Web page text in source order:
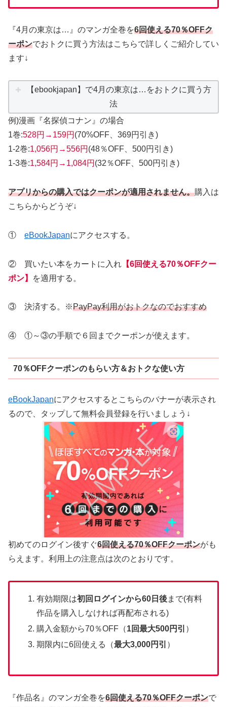
『4月の東京は…』のマンガ全巻を6回使える70％OFFク
ーポンでおトクに買う方法はこちらで詳しくご紹介してい
ます↓
【ebookjapan】で4月の東京は…をおトクに買う方
法
例)漫画『名探偵コナン』の場合
1巻:528円→159円 (70%OFF、369円引き)
1-2巻:1,056円→556円 (48％OFF、500円引き)
1-3巻:1,584円→1,084円 (32％OFF、500円引き)
アプリからの購入ではクーポンが適用されません。購入は
こちらからどうぞ↓
① eBookJapanにアクセスする。
② 買いたい本をカートに入れ 【6回使える70％OFFクー
ポン】
を適用する。
③ 決済する。※PayPay利用がおトクなのでおすすめ
④ ①～③の手順で６回までクーポンが使えます。
70％OFFクーポンのもらい方＆おトクな使い方
eBookJapanにアクセスするとこちらのバナーが表示され
るので、タップして無料会員登録を行いましょう↓
初めてのログイン後すぐ6回使える70％OFFクーポンがも
らえます。利用上の注意点は次のとおりです。
有効期限は初回ログインから60日後まで(有料
作品を購入しなければ再配布される)
購入金額から70％OFF（1回最大500円引 ）
期限内に6回使える（最大3,000円引 ）
『作品名』のマンガ全巻を6回使える70％OFFクーポンで